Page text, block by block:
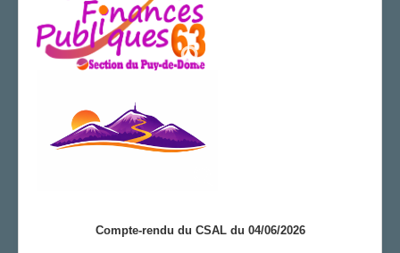
Compte-rendu du CSAL du 04/06/2026